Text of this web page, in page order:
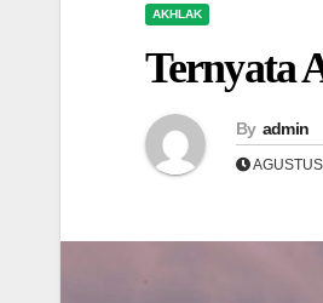
AKHLAK
Ternyata
By admin